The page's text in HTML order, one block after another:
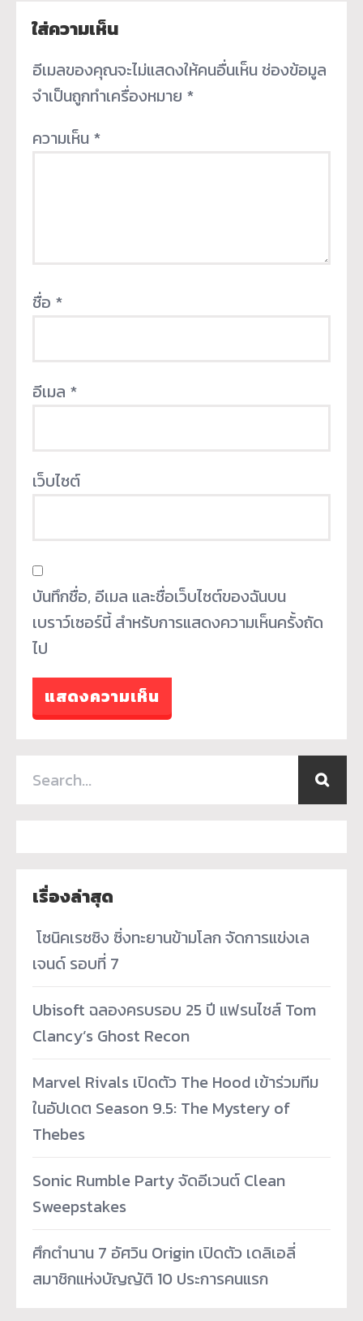
ใส่ความเห็น
อีเมลของคุณจะไม่แสดงให้คนอื่นเห็น ช่องข้อมูล
จำเป็นถูกทำเครื่องหมาย *
ความเห็น *
ชื่อ *
อีเมล *
เว็บไซต์
บันทึกชื่อ, อีเมล และชื่อเว็บไซต์ของฉันบน
เบราว์เซอร์นี้ สำหรับการแสดงความเห็นครั้งถัด
ไป
เรื่องล่าสุด
­ โซนิคเรซซิง ซิ่งทะยานข้ามโลก จัดการแข่งเล
เจนด์ รอบที่ 7
Ubisoft ฉลองครบรอบ 25 ปี แฟรนไชส์ Tom
Clancy’s Ghost Recon
Marvel Rivals เปิดตัว The Hood เข้าร่วมทีม
ในอัปเดต Season 9.5: The Mystery of
Thebes
Sonic Rumble Party จัดอีเวนต์ Clean
Sweepstakes
ศึกตำนาน 7 อัศวิน Origin เปิดตัว เดลิเอลี่
สมาชิกแห่งบัญญัติ 10 ประการคนแรก